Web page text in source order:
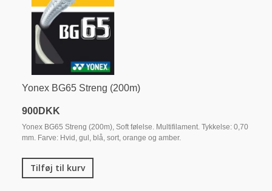
Yonex BG65 Streng (200m)
900DKK
Yonex BG65 Streng (200m), Soft følelse. Multifilament. Tykkelse: 0,70
mm. Farve: Hvid, gul, blå, sort, orange og amber.
Tilføj til kurv